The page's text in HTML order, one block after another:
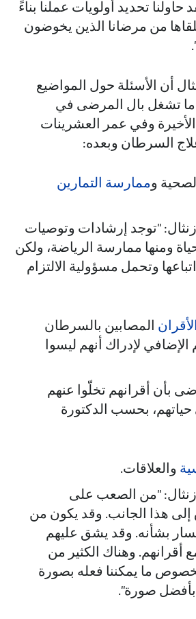
تحديد أولويات عملنا بناءً
من مرضانا الذين يخوضون
أن الأسئلة حول المواضيع
ما تشغل بال المرضى في
وفي عمر العشرينات
علاج السرطان وبعده:
وممارسة التمارين
"توجد إرشادات وتوصيات
ومنها ممارسة الرياضة، ولكن
وتحمل مسؤولية الالتزام
المصابين بالسرطان
الإضافي لإدراك أنهم ليسوا
بأن أقرانهم تخلّوا عنهم
بحسب الدكتورة
والعلاقات.
"من الصعب على
هذا الجانب. وقد يكون من
بشأنه. وقد يشق عليهم
وهناك الكثير من
ما يمكننا فعله بصورة
بأفضل صورة".